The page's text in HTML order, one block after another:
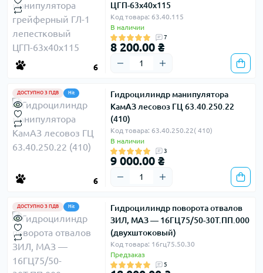
6
ЦГП-63х40х115
Код товара: 63.40.115
В наличии
7
8 200.00 ₴
ДОСТУПНО З ПДВ Hit
6
Гидроцилиндр манипулятора
КамАЗ лесовоз ГЦ 63.40.250.22
(410)
Код товара: 63.40.250.22( 410)
В наличии
3
9 000.00 ₴
ДОСТУПНО З ПДВ Hit
Гидроцилиндр поворота отвалов
ЗИЛ, МАЗ — 16ГЦ75/50-30Т.ПП.000
(двухштоковый)
Код товара: 16гц75.50.30
Предзаказ
5